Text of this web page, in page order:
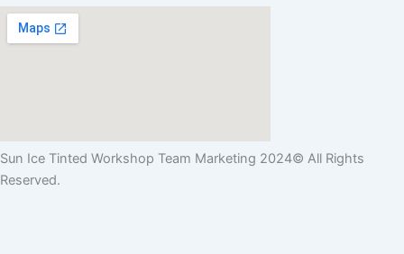
Sun Ice Tinted Workshop Team Marketing 2024© All Rights
Reserved.